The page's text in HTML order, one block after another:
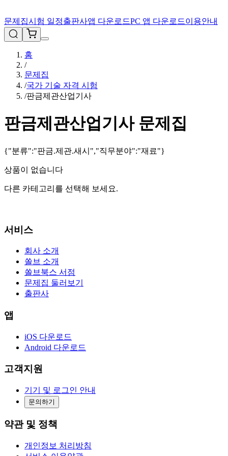
문제집시험 일정출판사앱 다운로드PC 앱 다운로드이용안내
홈
/
문제집
/국가 기술 자격 시험
/판금제관산업기사
판금제관산업기사문제집
{"분류":"판금.제관.새시","직무분야":"재료"}
상품이 없습니다
다른 카테고리를 선택해 보세요.
서비스
회사 소개
쏠브 소개
쏠브북스 서점
문제집 둘러보기
출판사
앱
iOS 다운로드
Android 다운로드
고객지원
기기 및 로그인 안내
문의하기
약관 및 정책
개인정보 처리방침